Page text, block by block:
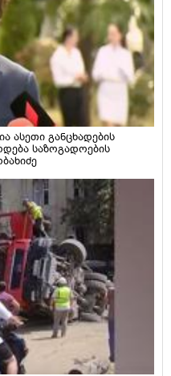
ასეთი განცხადების
საზოგადოების